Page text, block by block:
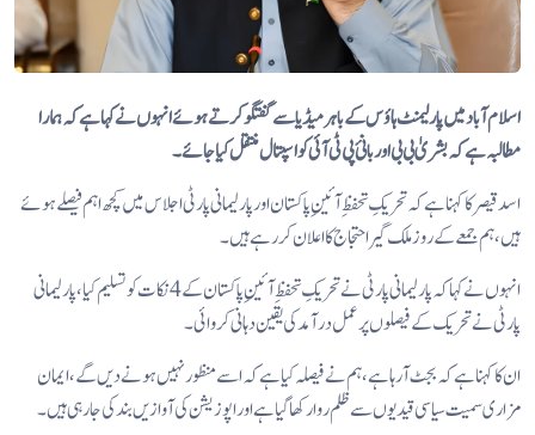
اسلام آباد میں پارلیمنٹ ہاؤس کے باہر میڈیا سے گفتگو کرتے ہوئے انہوں نے کہا ہے کہ ہمارا
مطالبہ ہے کہ بشریٰ بی بی اور بانئ پی ٹی آئی کو اسپتال منتقل کیا جائے۔
اسد قیصر کا کہنا ہے کہ تحریکِ تحفظِ آئینِ پاکستان اور پارلیمانی پارٹی اجلاس میں کچھ اہم فیصلے ہوئے
ہیں، ہم جمعے کے روز ملک گیر احتجاج کا اعلان کر رہے ہیں۔
انہوں نے کہا کہ پارلیمانی پارٹی نے تحریکِ تحفظِ آئینِ پاکستان کے 4 نکات کو تسلیم کیا، پارلیمانی
پارٹی نے تحریک کے فیصلوں پر عمل درآمد کی یقین دہانی کروائی۔
ان کا کہنا ہے کہ بجٹ آ رہا ہے، ہم نے فیصلہ کیا ہے کہ اسے منظور نہیں ہونے دیں گے، ایمان
مزاری سمیت سیاسی قیدیوں سے ظلم روا رکھا گیا ہے اور اپوزیشن کی آوازیں بند کی جا رہی ہیں۔